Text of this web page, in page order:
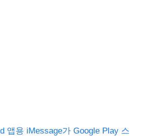
앱용 iMessage가 Google Play 스